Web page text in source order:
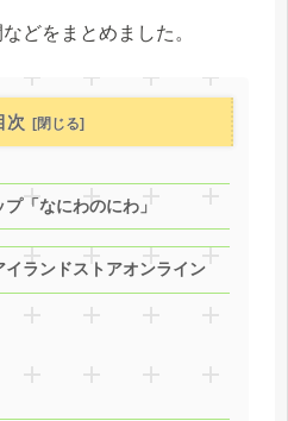
どをまとめました。
次
「なにわのにわ」
イランドストアオンライン